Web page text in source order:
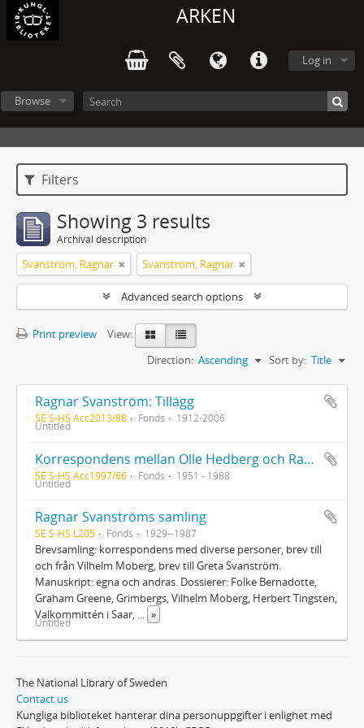
ARKEN
Log in
Browse
Filters
Showing 3 results
Archival description
Svanström, Ragnar Svanström, Ragnar
Advanced search options
Print preview
View:
Sort by: Title
Direction: Ascending
Ragnar Svanström: Tillägg
SE S-HS Acc2013/88 Fonds 1912-2006
Untitled
Korrespondens mellan Olle Hedberg och Ragnar Svanström, förteckning över brev mellan Olle Hedberg och Ragnar Svanström, korrespondens mellan Vilgot Sjöman och Ragnar Svanström rörande Olle Hedberg, material rörande Olle Hedberg, material från Elisabeth Cederschiöld rörande Olle Hedberg
SE S-HS Acc1997/66 Fonds 1951 - 1988
Untitled
Ragnar Svanströms samling
SE S-HS L205 Fonds 1929--1987
Brevsamling: korrespondens med diverse personer, brev till
och från Vilhelm Moberg, brev till Greta Svanström.
Manuskript: egna och andras. Dossierer: Folke Bernadotte,
Graham Greene, Grimbergs, Vilhelm Moberg, Herbert Tingsten,
Valkommittén i Saar,
»
Untitled
The National Library of Sweden
Contact us
Kungliga biblioteket hanterar dina personuppgifter i enlighet med